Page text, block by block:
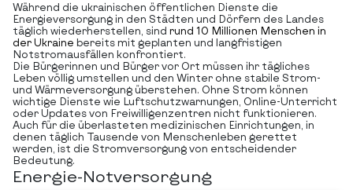
Während die ukrainischen öffentlichen Dienste die
Energieversorgung in den Städten und Dörfern des Landes
täglich wiederherstellen, sind rund 10 Millionen Menschen in
der Ukraine bereits mit geplanten und langfristigen
Notstromausfällen konfrontiert.
Die Bürgerinnen und Bürger vor Ort müssen ihr tägliches
Leben völlig umstellen und den Winter ohne stabile Strom-
und Wärmeversorgung überstehen. Ohne Strom können
wichtige Dienste wie Luftschutzwarnungen, Online-Unterricht
oder Updates von Freiwilligenzentren nicht funktionieren.
Auch für die überlasteten medizinischen Einrichtungen, in
denen täglich Tausende von Menschenleben gerettet
werden, ist die Stromversorgung von entscheidender
Bedeutung.
Energie-Notversorgung